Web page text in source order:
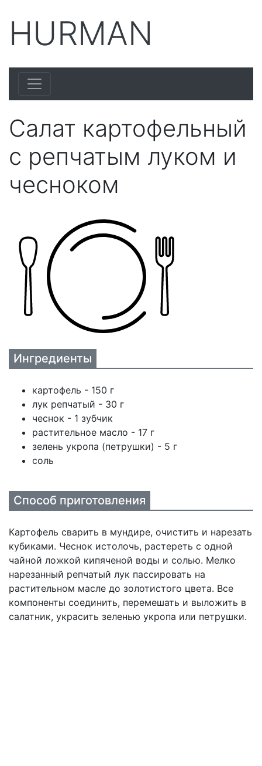
HURMAN
Салат картофельный
с репчатым луком и
чесноком
Ингредиенты
картофель - 150 г
лук репчатый - 30 г
чеснок - 1 зубчик
растительное масло - 17 г
зелень укропа (петрушки) - 5 г
соль
Способ приготовления
Картофель сварить в мундире, очистить и нарезать
кубиками. Чеснок истолочь, растереть с одной
чайной ложкой кипяченой воды и солью. Мелко
нарезанный репчатый лук пассировать на
растительном масле до золотистого цвета. Все
компоненты соединить, перемешать и выложить в
салатник, украсить зеленью укропа или петрушки.